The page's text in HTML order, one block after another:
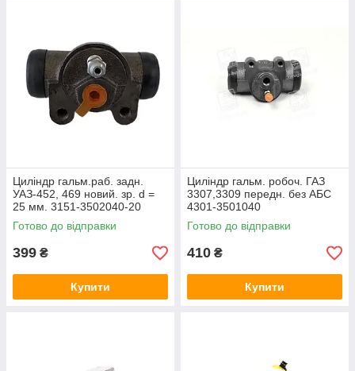
Циліндр гальм.раб. задн.
УАЗ-452, 469 новий. зр. d =
25 мм. 3151-3502040-20
Готово до відправки
399 ₴
Купити
Циліндр гальм. робоч. ГАЗ
3307,3309 передн. без АБС
4301-3501040
Готово до відправки
410 ₴
Купити